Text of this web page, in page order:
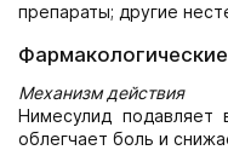
препараты; другие
Механизм действия
Нимесулид подавляет
облегчает боль и